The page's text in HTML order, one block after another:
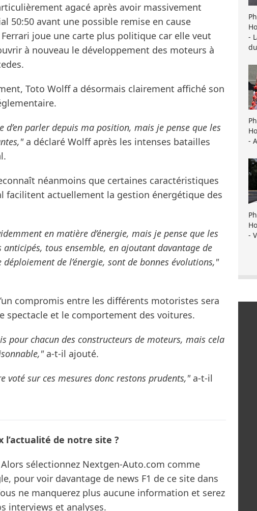
agacé après avoir massivement
50:50 avant une possible remise en cause
joue une carte plus politique car elle veut
à nouveau le développement des moteurs à
Toto Wolff a désormais clairement affiché son
d’en parler depuis ma position, mais je pense que les
a déclaré Wolff après les intenses batailles
néanmoins que certaines caractéristiques
facilitent actuellement la gestion énergétique des
en matière d’énergie, mais je pense que les
anticipés, tous ensemble, en ajoutant davantage de
de l’énergie, sont de bonnes évolutions,"
compromis entre les différents motoristes sera
spectacle et le comportement des voitures.
pour chacun des constructeurs de moteurs, mais cela
a-t-il ajouté.
voté sur ces mesures donc restons prudents,"a-t-il
de notre site ?
sélectionnez Nextgen-Auto.com comme
pour voir davantage de news F1 de ce site dans
ne manquerez plus aucune information et serez
interviews et analyses.
-
-
-